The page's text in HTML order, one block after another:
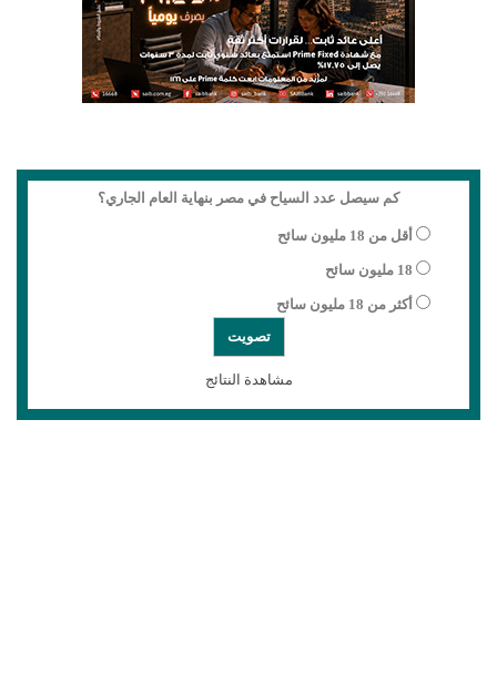
كم سيصل عدد السياح في مصر بنهاية العام الجاري؟
أقل من 18 مليون سائح
18 مليون سائح
أكثر من 18 مليون سائح
مشاهدة النتائج